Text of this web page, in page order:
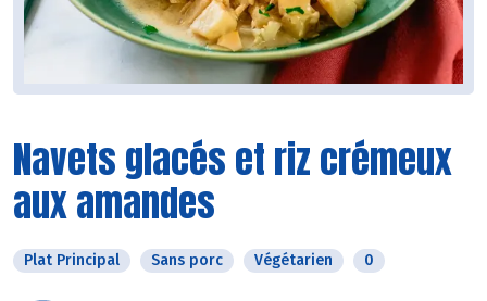
Navets glacés et riz crémeux
aux amandes
Plat Principal Sans porc Végétarien 0